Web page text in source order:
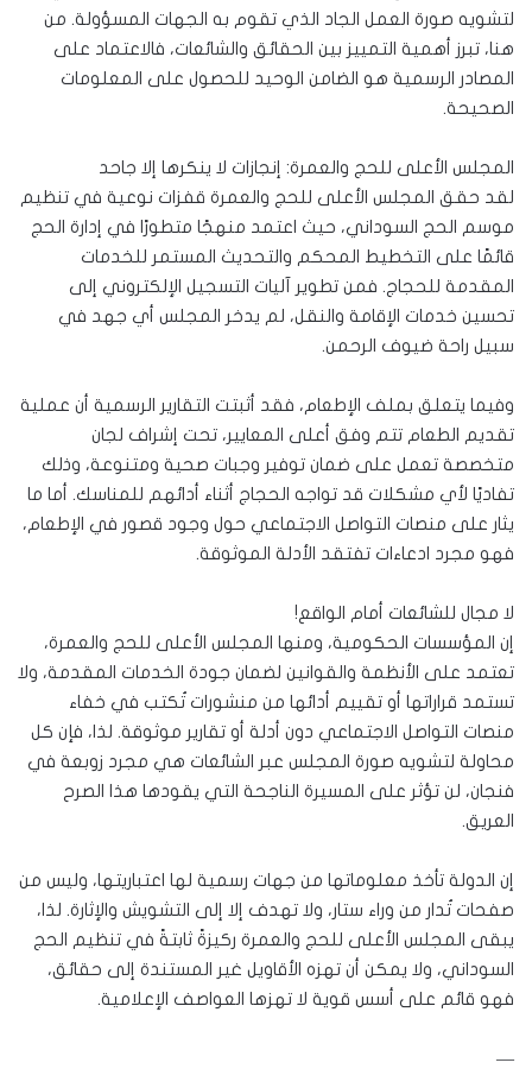
لتشويه صورة العمل الجاد الذي تقوم به الجهات المسؤولة. من
هنا، تبرز أهمية التمييز بين الحقائق والشائعات، فالاعتماد على
المصادر الرسمية هو الضامن الوحيد للحصول على المعلومات
الصحيحة.
المجلس الأعلى للحج والعمرة: إنجازات لا ينكرها إلا جاحد
لقد حقق المجلس الأعلى للحج والعمرة قفزات نوعية في تنظيم
موسم الحج السوداني، حيث اعتمد منهجًا متطورًا في إدارة الحج
قائمًا على التخطيط المحكم والتحديث المستمر للخدمات
المقدمة للحجاج. فمن تطوير آليات التسجيل الإلكتروني إلى
تحسين خدمات الإقامة والنقل، لم يدخر المجلس أي جهد في
سبيل راحة ضيوف الرحمن.
وفيما يتعلق بملف الإطعام، فقد أثبتت التقارير الرسمية أن عملية
تقديم الطعام تتم وفق أعلى المعايير، تحت إشراف لجان
متخصصة تعمل على ضمان توفير وجبات صحية ومتنوعة، وذلك
تفاديًا لأي مشكلات قد تواجه الحجاج أثناء أدائهم للمناسك. أما ما
يثار على منصات التواصل الاجتماعي حول وجود قصور في الإطعام،
فهو مجرد ادعاءات تفتقد الأدلة الموثوقة.
لا مجال للشائعات أمام الواقع!
إن المؤسسات الحكومية، ومنها المجلس الأعلى للحج والعمرة،
تعتمد على الأنظمة والقوانين لضمان جودة الخدمات المقدمة، ولا
تستمد قراراتها أو تقييم أدائها من منشورات تُكتب في خفاء
منصات التواصل الاجتماعي دون أدلة أو تقارير موثوقة. لذا، فإن كل
محاولة لتشويه صورة المجلس عبر الشائعات هي مجرد زوبعة في
فنجان، لن تؤثر على المسيرة الناجحة التي يقودها هذا الصرح
العريق.
إن الدولة تأخذ معلوماتها من جهات رسمية لها اعتباريتها، وليس من
صفحات تُدار من وراء ستار، ولا تهدف إلا إلى التشويش والإثارة. لذا،
يبقى المجلس الأعلى للحج والعمرة ركيزةً ثابتةً في تنظيم الحج
السوداني، ولا يمكن أن تهزه الأقاويل غير المستندة إلى حقائق،
فهو قائم على أسس قوية لا تهزها العواصف الإعلامية.
—